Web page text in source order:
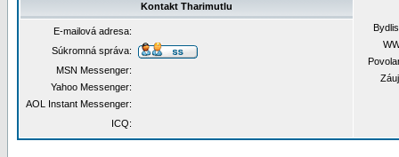
Kontakt Tharimutlu
E-mailová adresa:
Súkromná správa:
MSN Messenger:
Yahoo Messenger:
AOL Instant Messenger:
ICQ: